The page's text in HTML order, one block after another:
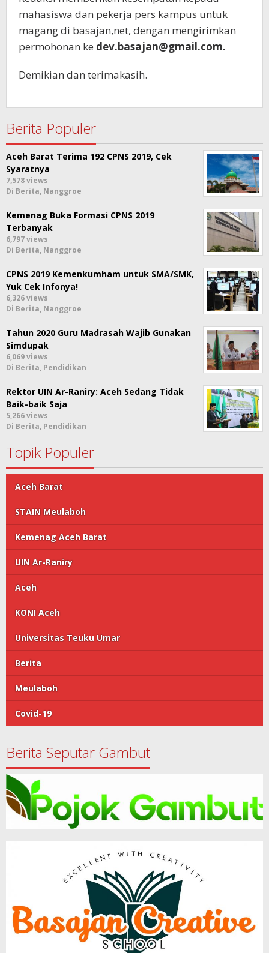
mahasiswa dan pekerja pers kampus untuk
magang di basajan,net, dengan mengirimkan
permohonan ke dev.basajan@gmail.com.
Demikian dan terimakasih.
Berita Populer
Aceh Barat Terima 192 CPNS 2019, Cek
Syaratnya
7,578 views
Di Berita, Nanggroe
Kemenag Buka Formasi CPNS 2019
Terbanyak
6,797 views
Di Berita, Nanggroe
CPNS 2019 Kemenkumham untuk SMA/SMK,
Yuk Cek Infonya!
6,326 views
Di Berita, Nanggroe
Tahun 2020 Guru Madrasah Wajib Gunakan
Simdupak
6,069 views
Di Berita, Pendidikan
Rektor UIN Ar-Raniry: Aceh Sedang Tidak
Baik-baik Saja
5,266 views
Di Berita, Pendidikan
Topik Populer
Aceh Barat
STAIN Meulaboh
Kemenag Aceh Barat
UIN Ar-Raniry
Aceh
KONI Aceh
Universitas Teuku Umar
Berita
Meulaboh
Covid-19
Berita Seputar Gambut